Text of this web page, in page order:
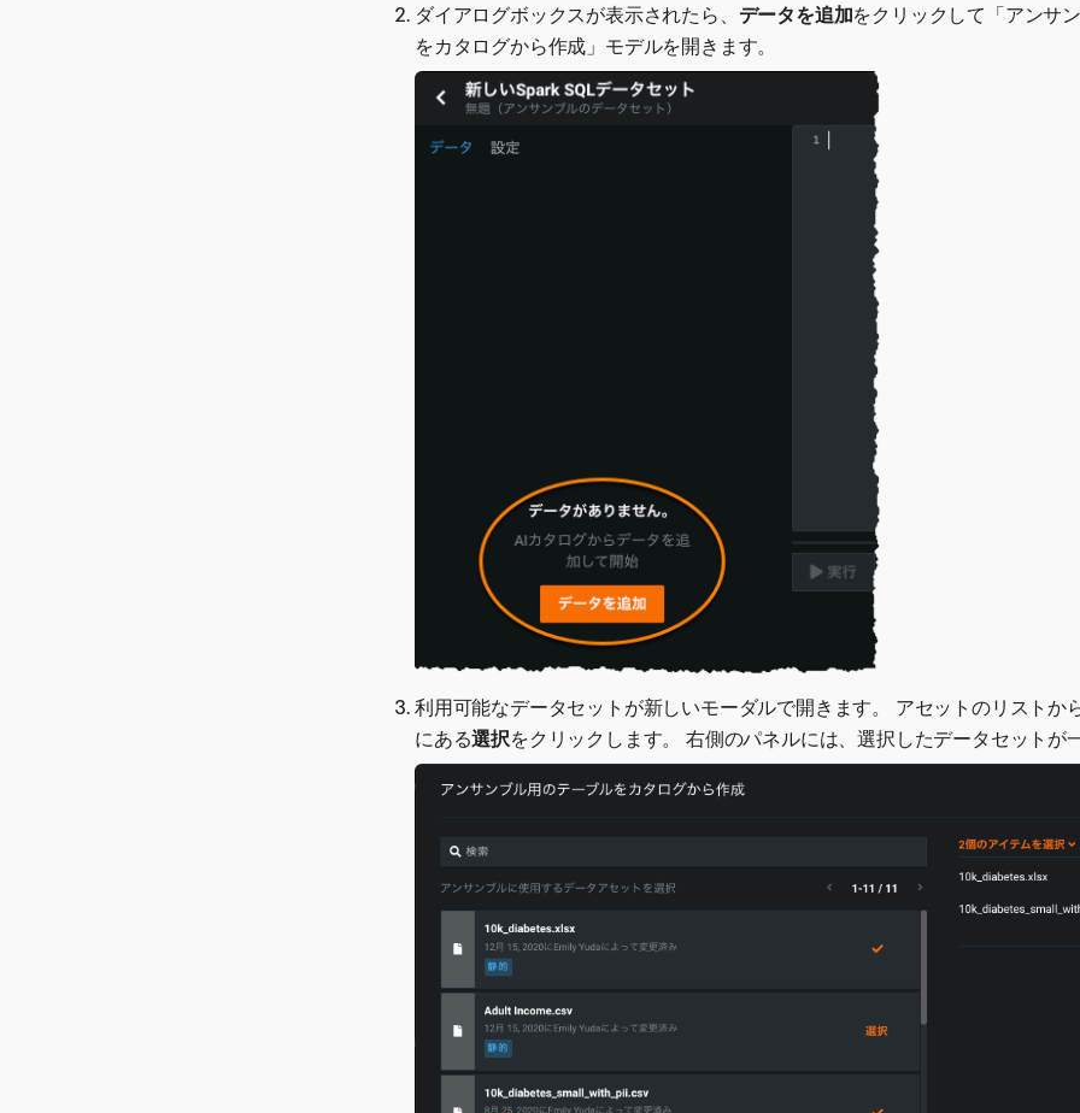
ダイアログボックスが表示されたら、 データを追加をクリックして「アンサ
をカタログから作成」モデルを開きます。
利用可能なデータセットが新しいモーダルで開きます。 アセットのリストか
にある選択をクリックします。 右側のパネルには、選択したデータセットが